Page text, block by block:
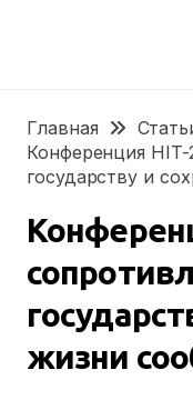
Главная
Конференция
государству и
жизни